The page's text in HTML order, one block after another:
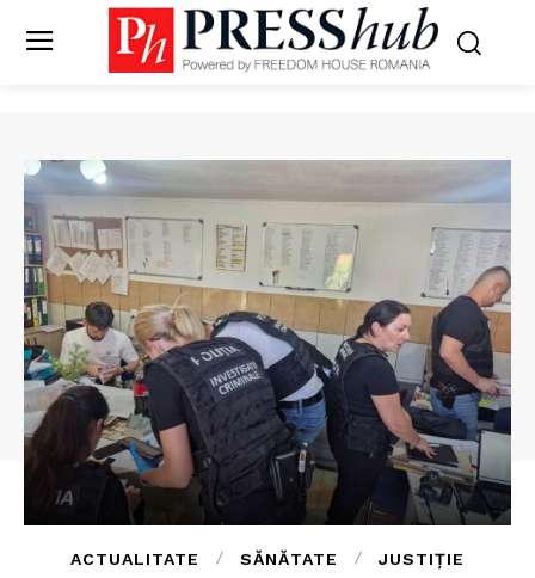
ACTUALITATE SĂNĂTATE JUSTIȚIE